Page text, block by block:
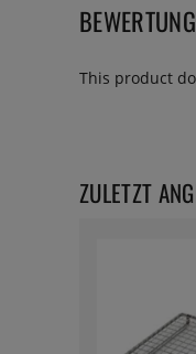
This product
ZULETZT